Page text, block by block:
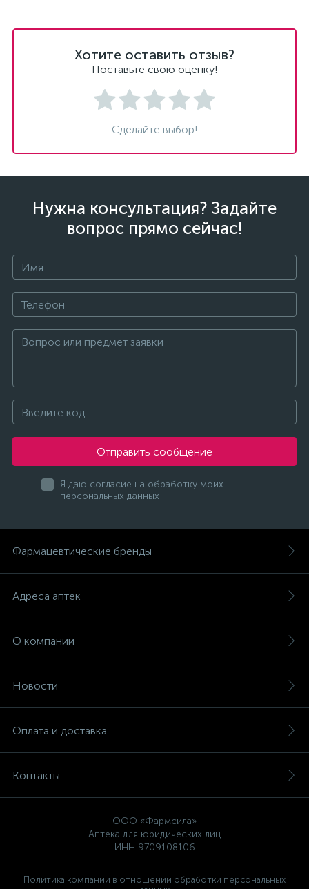
Хотите оставить отзыв?
Поставьте свою оценку!
Сделайте выбор!
Нужна консультация? Задайте
вопрос прямо сейчас!
Отправить сообщение
Я даю согласие на обработку моих
персональных данных
Фармацевтические бренды
Адреса аптек
О компании
Новости
Оплата и доставка
Контакты
ООО «Фармсила»
Аптека для юридических лиц
ИНН 9709108106
Политика компании в отношении обработки персональных